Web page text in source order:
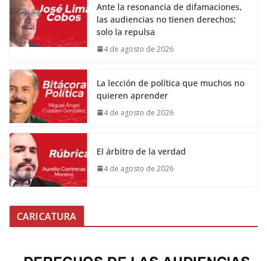
Ante la resonancia de difamaciones,
las audiencias no tienen derechos;
solo la repulsa
4 de agosto de 2026
La lección de política que muchos no
quieren aprender
4 de agosto de 2026
El árbitro de la verdad
4 de agosto de 2026
CARICATURA